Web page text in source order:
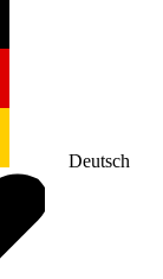
Deutsch